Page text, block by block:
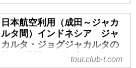
行のお申込ならクラブツーリズ
ム。
週末de感動！インドネシア・ジャ
ワ島 世界遺産紀行４日間』の紹
介をしています。ツアー・旅行の
お申込ならクラブツーリズム。
日本航空利用（成田～ジャカ
ルタ間）インドネシア ジャ
カルタ・ジョグジャカルタの
旅 6日間｜クラブツーリズム
tour.club-t.com